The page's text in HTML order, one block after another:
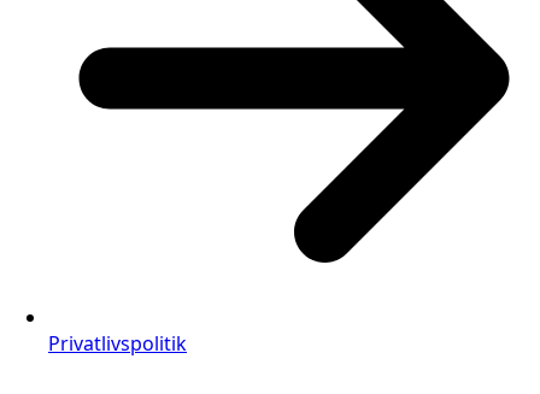
Privatlivspolitik